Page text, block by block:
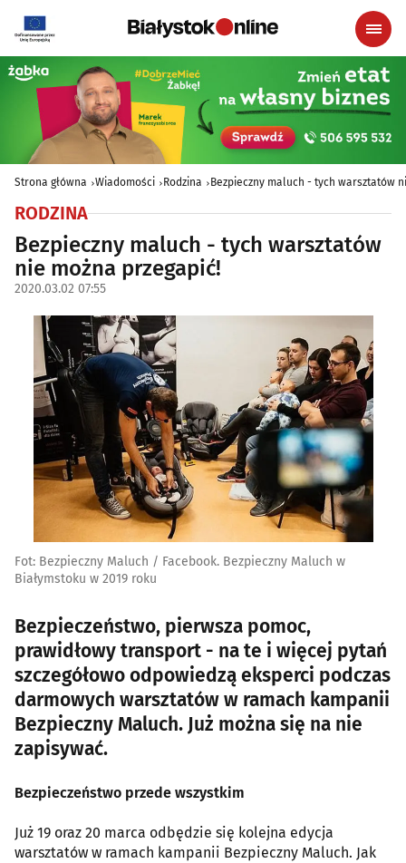
Strona główna Wiadomości Rodzina Bezpieczny maluch - tych warsztatów
RODZINA
Bezpieczny maluch - tych warsztatów
nie można przegapić!
2020.03.02 07:55
Fot: Bezpieczny Maluch / Facebook. Bezpieczny Maluch w
Białymstoku w 2019 roku
Bezpieczeństwo, pierwsza pomoc,
prawidłowy transport - na te i więcej pytań
szczegółowo odpowiedzą eksperci podczas
darmowych warsztatów w ramach kampanii
Bezpieczny Maluch. Już można się na nie
zapisywać.
Bezpieczeństwo przede wszystkim
Już 19 oraz 20 marca odbędzie się kolejna edycja
warsztatów w ramach kampanii Bezpieczny Maluch. Jak